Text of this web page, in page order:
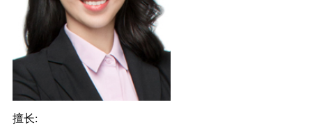
擅长: